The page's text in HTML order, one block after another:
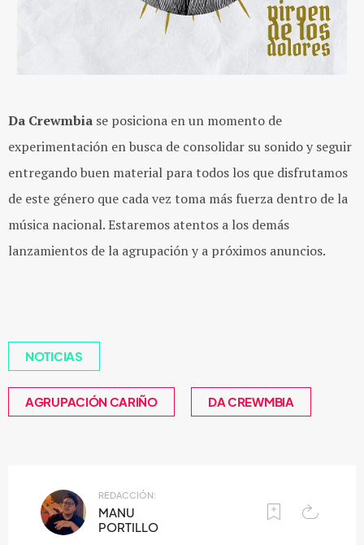
Da Crewmbia se posiciona en un momento de
experimentación en busca de consolidar su sonido y seguir
entregando buen material para todos los que disfrutamos
de este género que cada vez toma más fuerza dentro de la
música nacional. Estaremos atentos a los demás
lanzamientos de la agrupación y a próximos anuncios.
NOTICIAS
AGRUPACIÓN CARIÑO DA CREWMBIA
REDACCIÓN:
MANU
PORTILLO